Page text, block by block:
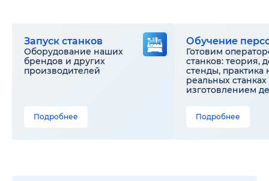
Запуск станков
Оборудование наших
брендов и других
производителей
Подробнее
Обучение
Готовим
станков: теория,
стенды, практика
реальных станках
изготовлением
Подробнее